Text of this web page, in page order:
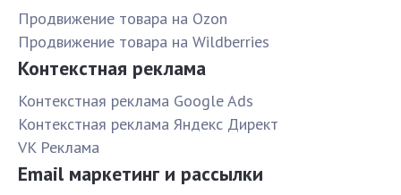
Продвижение товара на Ozon
Продвижение товара на Wildberries
Контекстная реклама
Контекстная реклама Google Ads
Контекстная реклама Яндекс Директ
VK Реклама
Email маркетинг и рассылки